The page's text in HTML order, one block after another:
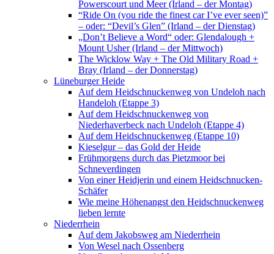
Powerscourt und Meer (Irland – der Montag)
“Ride On (you ride the finest car I’ve ever seen)”
– oder: “Devil’s Glen” (Irland – der Dienstag)
„Don’t Believe a Word“ oder: Glendalough +
Mount Usher (Irland – der Mittwoch)
The Wicklow Way + The Old Military Road +
Bray (Irland – der Donnerstag)
Lüneburger Heide
Auf dem Heidschnuckenweg von Undeloh nach
Handeloh (Etappe 3)
Auf dem Heidschnuckenweg von
Niederhaverbeck nach Undeloh (Etappe 4)
Auf dem Heidschnuckenweg (Etappe 10)
Kieselgur – das Gold der Heide
Frühmorgens durch das Pietzmoor bei
Schneverdingen
Von einer Heidjerin und einem Heidschnucken-
Schäfer
Wie meine Höhenangst den Heidschnuckenweg
lieben lernte
Niederrhein
Auf dem Jakobsweg am Niederrhein
Von Wesel nach Ossenberg